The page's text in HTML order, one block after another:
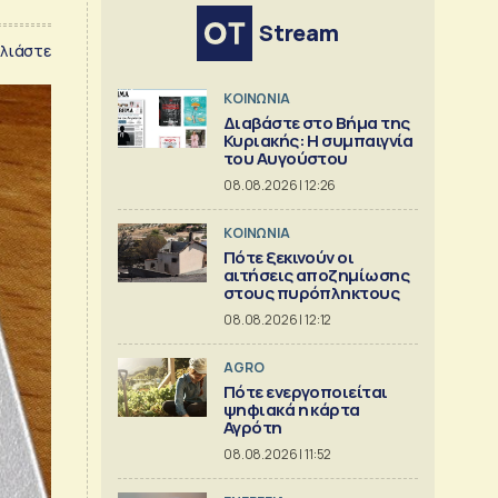
Stream
ΚΟΙΝΩΝΙΑ
Διαβάστε στο Βήμα της
Κυριακής: Η συμπαιγνία
του Αυγούστου
08.08.2026 | 12:26
ΚΟΙΝΩΝΙΑ
Πότε ξεκινούν οι
αιτήσεις αποζημίωσης
στους πυρόπληκτους
08.08.2026 | 12:12
AGRO
Πότε ενεργοποιείται
ψηφιακά η κάρτα
Αγρότη
08.08.2026 | 11:52